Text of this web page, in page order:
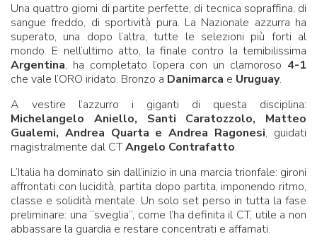
Una quattro giorni di partite perfette, di tecnica sopraffina, di
sangue freddo, di sportività pura. La Nazionale azzurra ha
superato, una dopo l’altra, tutte le selezioni più forti al
mondo. E nell’ultimo atto, la finale contro la temibilissima
Argentina, ha completato l’opera con un clamoroso 4-1
che vale l’ORO iridato. Bronzo a Danimarca e Uruguay.
A vestire l’azzurro i giganti di questa disciplina:
Michelangelo Aniello, Santi Caratozzolo, Matteo
Gualemi, Andrea Quarta e Andrea Ragonesi, guidati
magistralmente dal CTAngelo Contrafatto.
L’Italia ha dominato sin dall’inizio in una marcia trionfale: gironi
affrontati con lucidità, partita dopo partita, imponendo ritmo,
classe e solidità mentale. Un solo set perso in tutta la fase
preliminare: una “sveglia”, come l’ha definita il CT, utile a non
abbassare la guardia e restare concentrati e affamati.